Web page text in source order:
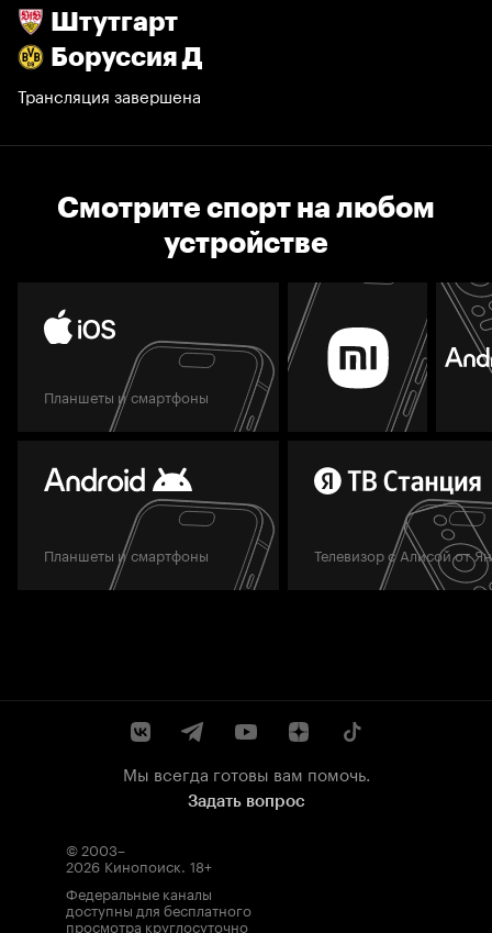
Штутгарт
Боруссия Д
Трансляция завершена
Смотрите спорт на любом
устройстве
Планшеты и смартфоны
Планшеты и смартфоны Телевизор с Алисой от
Мы всегда готовы вам помочь.
Задать вопрос
© 2003–
2026 Кинопоиск. 18+
Федеральные каналы
доступны для бесплатного
просмотра круглосуточно